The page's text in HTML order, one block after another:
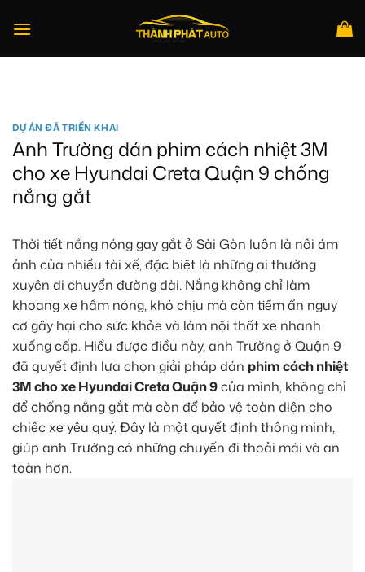
qua
DỰ ÁN ĐÃ TRIỂN KHAI
Anh Trường dán phim cách nhiệt 3M
cho xe Hyundai Creta Quận 9 chống
nắng gắt
Thời tiết nắng nóng gay gắt ở Sài Gòn luôn là nỗi ám
ảnh của nhiều tài xế, đặc biệt là những ai thường
xuyên di chuyển đường dài. Nắng không chỉ làm
khoang xe hầm nóng, khó chịu mà còn tiềm ẩn nguy
cơ gây hại cho sức khỏe và làm nội thất xe nhanh
xuống cấp. Hiểu được điều này, anh Trường ở Quận 9
đã quyết định lựa chọn giải pháp dán phim cách nhiệt
3M cho xe Hyundai Creta Quận 9của mình, không chỉ
để chống nắng gắt mà còn để bảo vệ toàn diện cho
chiếc xe yêu quý. Đây là một quyết định thông minh,
giúp anh Trường có những chuyến đi thoải mái và an
toàn hơn.